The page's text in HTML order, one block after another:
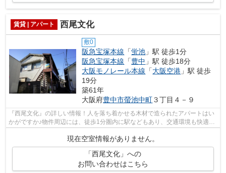
賃貸 | アパート 西尾文化
敷0
阪急宝塚本線 「蛍池 」駅 徒歩1分
阪急宝塚本線 「豊中 」駅 徒歩18分
大阪モノレール本線 「大阪空港 」駅 徒歩
19分
築61年
大阪府豊中市螢池中町３丁目４－９
『西尾文化』の詳しい情報！人を落ち着かせる木材で造られたアパートはい
かがですか♪物件周辺には、徒歩1分圏内に駅などもあり、交通環境も快適で
現在空室情報がありません。
「西尾文化」への
お問い合わせはこちら